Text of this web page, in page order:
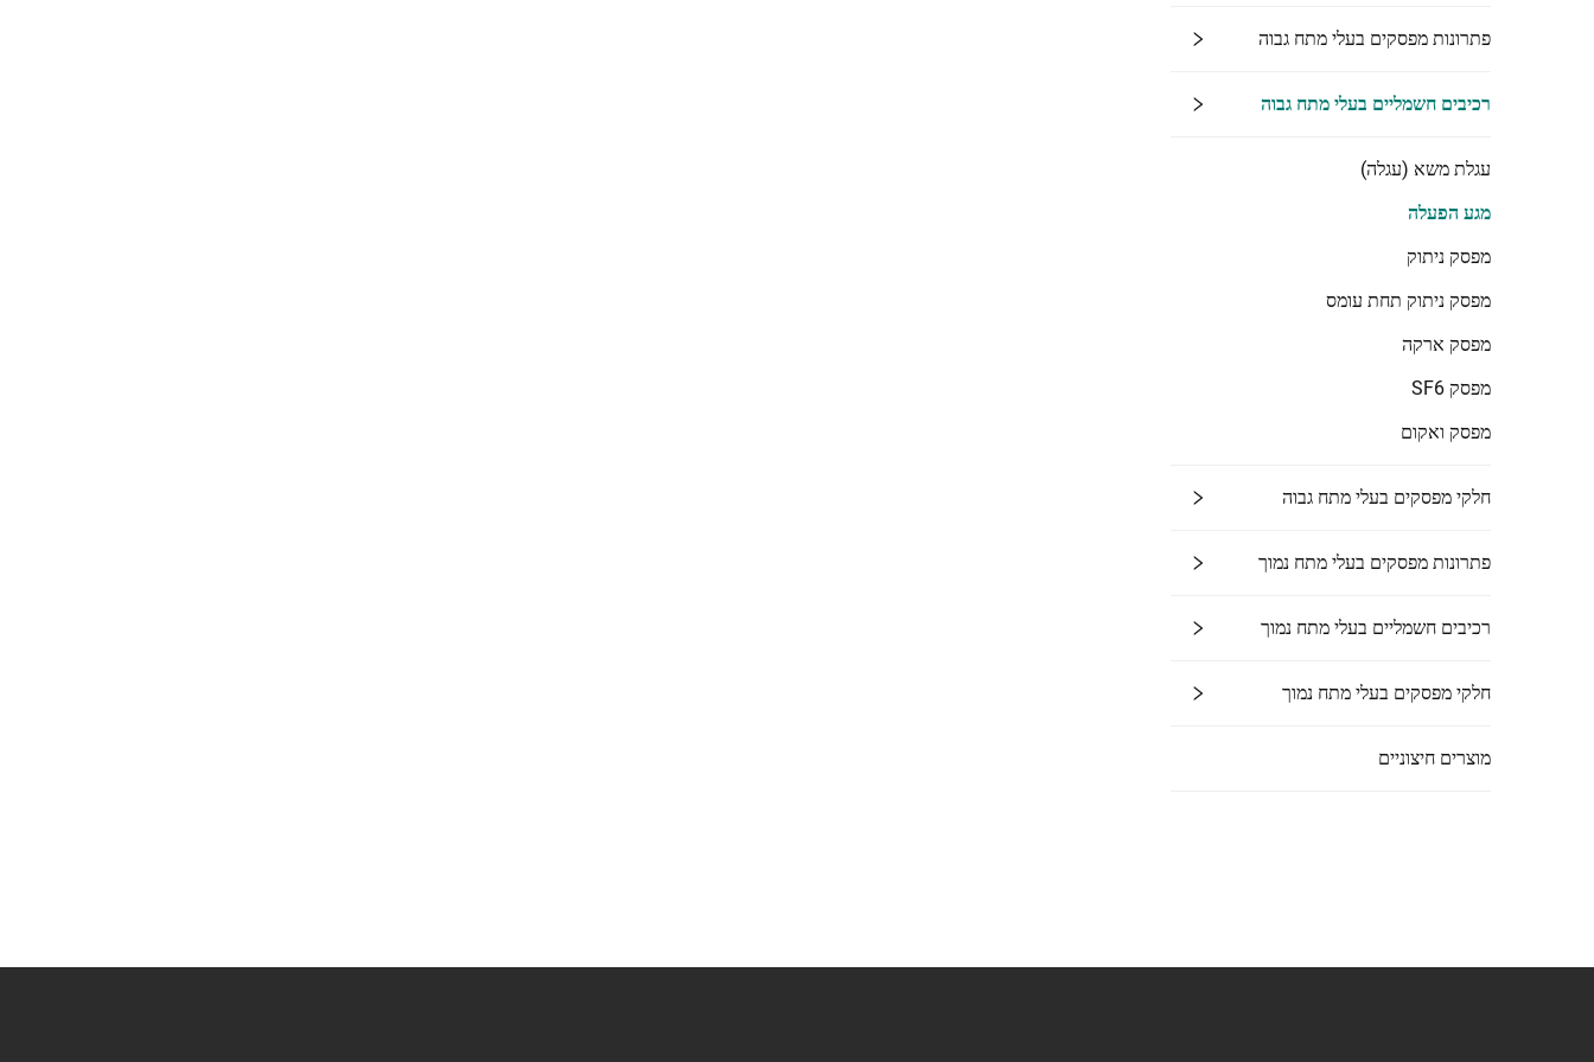
פתרונות מפסקים בעלי מתח גבוה
רכיבים חשמליים בעלי מתח גבוה
עגלת משא (עגלה)
מגע הפעלה
מפסק ניתוק
מפסק ניתוק תחת עומס
מפסק ארקה
מפסק SF6
מפסק ואקום
חלקי מפסקים בעלי מתח גבוה
פתרונות מפסקים בעלי מתח נמוך
רכיבים חשמליים בעלי מתח נמוך
חלקי מפסקים בעלי מתח נמוך
מוצרים חיצוניים